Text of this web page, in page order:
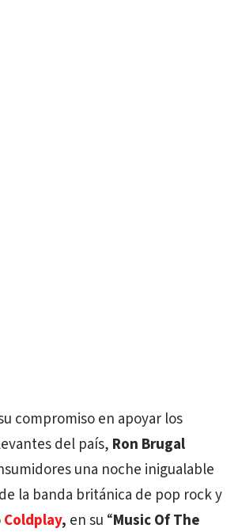
compromiso en apoyar los
del país, Ron Brugal
una noche inigualable
la banda británica de pop rock y
Coldplay, en su “Music Of The